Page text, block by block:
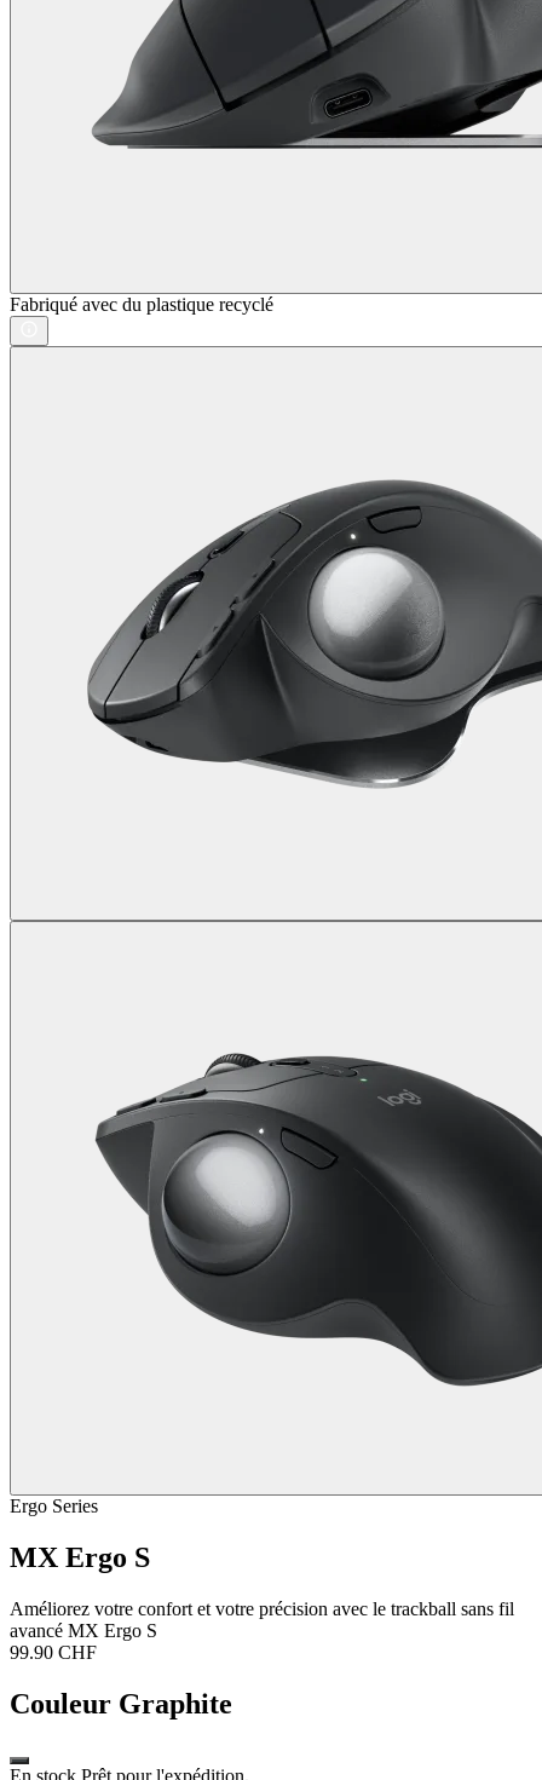
Fabriqué avec du plastique recyclé
Ergo Series
MX Ergo S
Améliorez votre confort et votre précision avec le trackball sans fil
avancé MX Ergo S
99.90 CHF
Couleur Graphite